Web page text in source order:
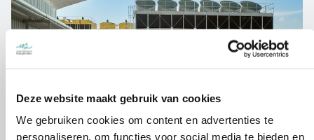
Deze website maakt gebruik van cookies
We gebruiken cookies om content en advertenties te
personaliseren, om functies voor social media te bieden en
Legionella